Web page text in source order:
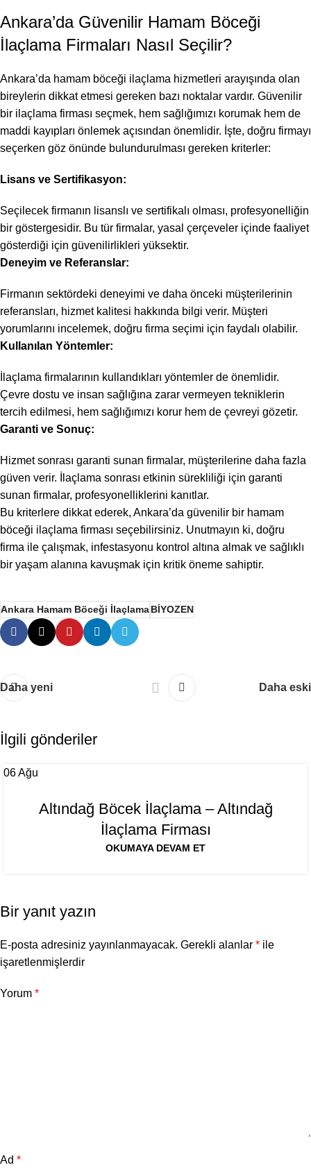
Ankara’da Güvenilir Hamam Böceği
İlaçlama Firmaları Nasıl Seçilir?
Ankara’da hamam böceği ilaçlama hizmetleri arayışında olan
bireylerin dikkat etmesi gereken bazı noktalar vardır. Güvenilir
bir ilaçlama firması seçmek, hem sağlığımızı korumak hem de
maddi kayıpları önlemek açısından önemlidir. İşte, doğru firmayı
seçerken göz önünde bulundurulması gereken kriterler:
Lisans ve Sertifikasyon:
Seçilecek firmanın lisanslı ve sertifikalı olması, profesyonelliğin
bir göstergesidir. Bu tür firmalar, yasal çerçeveler içinde faaliyet
gösterdiği için güvenilirlikleri yüksektir.
Deneyim ve Referanslar:
Firmanın sektördeki deneyimi ve daha önceki müşterilerinin
referansları, hizmet kalitesi hakkında bilgi verir. Müşteri
yorumlarını incelemek, doğru firma seçimi için faydalı olabilir.
Kullanılan Yöntemler:
İlaçlama firmalarının kullandıkları yöntemler de önemlidir.
Çevre dostu ve insan sağlığına zarar vermeyen tekniklerin
tercih edilmesi, hem sağlığımızı korur hem de çevreyi gözetir.
Garanti ve Sonuç:
Hizmet sonrası garanti sunan firmalar, müşterilerine daha fazla
güven verir. İlaçlama sonrası etkinin sürekliliği için garanti
sunan firmalar, profesyonelliklerini kanıtlar.
Bu kriterlere dikkat ederek, Ankara’da güvenilir bir hamam
böceği ilaçlama firması seçebilirsiniz. Unutmayın ki, doğru
firma ile çalışmak, infestasyonu kontrol altına almak ve sağlıklı
bir yaşam alanına kavuşmak için kritik öneme sahiptir.
Ankara Hamam Böceği İlaçlamaBİYOZEN
Daha yeni Daha eski
İlgili gönderiler
06Ağu
Altındağ Böcek İlaçlama – Altındağ
İlaçlama Firması
OKUMAYA DEVAM ET
Bir yanıt yazın
E-posta adresiniz yayınlanmayacak. Gerekli alanlar * ile
işaretlenmişlerdir
Yorum *
Ad *